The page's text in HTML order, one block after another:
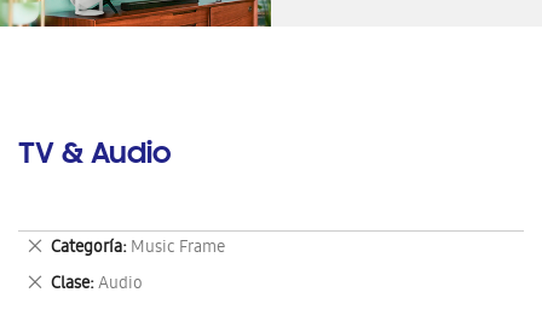
TV & Audio
Categoría Music Frame
Eliminar
este
artículo
Clase Audio
Eliminar